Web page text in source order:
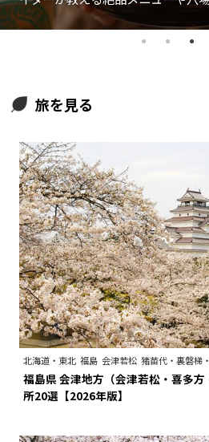
旅を見る
北海道・東北 福島 会津若松 猪苗代・裏磐梯
福島県 会津地方（会津若松・喜多
所20選【2026年版】